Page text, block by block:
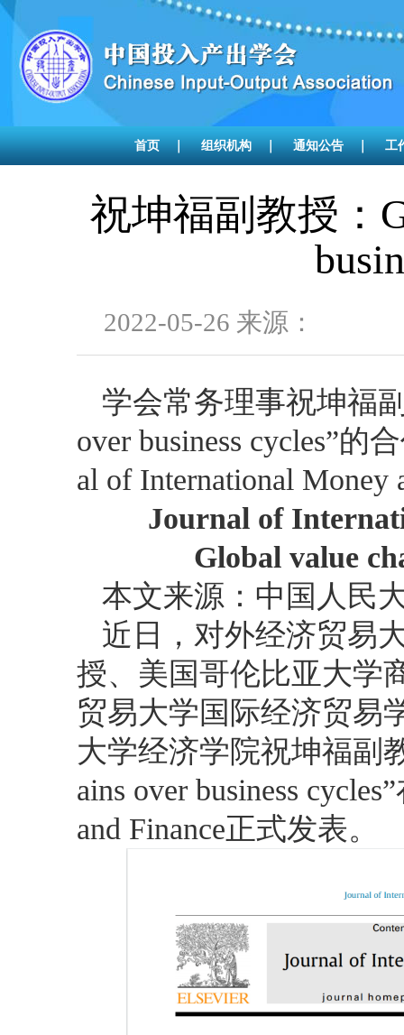
首页 组织机构 通知公告 工
祝坤福副教授：
2022-05-26 来源：
学会常务理事祝坤福
over business cycles”的
al of International Money
Journal of
Global value
本文来源：中国人民
近日，对外经济贸易
授、美国哥伦比亚大学
贸易大学国际经济贸易
大学经济学院祝坤福副
ains over business
and Finance正式发表。